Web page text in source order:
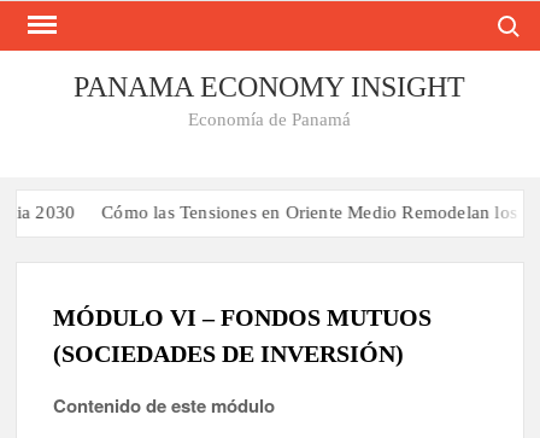
Saltar
contenidoPANAMA ECONOMY INSIGHT
Economía de Panamá
2030 Cómo las Tensiones en Oriente Medio Remodelan los
MÓDULO VI – FONDOS MUTUOS
(SOCIEDADES DE INVERSIÓN)
Contenido de este módulo